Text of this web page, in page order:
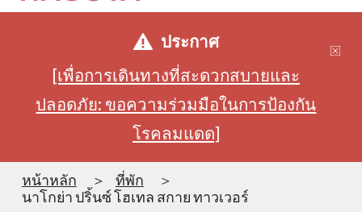
ประกาศ
[เพื่อการเดินทางที่สะดวกสบายและ
ปลอดภัย: ขอความร่วมมือในการป้องกัน
โรคลมแดด]
หน้าหลัก
ที่พัก
นาโกย่า ปริ้นซ์ โฮเทล สกาย ทาวเวอร์